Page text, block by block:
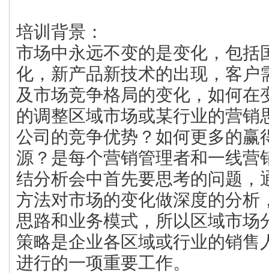
培训背景：
市场中永远不变的是变化，包括
化，新产品新技术的出现，客户
及市场竞争格局的变化，如何在
的调整区域市场或某行业的营销
公司的竞争优势？如何更多的赢
源？是每个营销管理者和一线营
结分析会中首先要思考的问题，
方法对市场的变化做深度的分析
思路和业务模式，所以区域市场
策略是企业各区域或行业的销售
进行的一项重要工作。